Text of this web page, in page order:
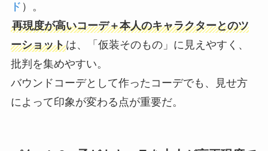
ド ）。
再現度が高いコーデ＋本人のキャラクターとのツ
ーショットは、「仮装そのもの」に見えやすく、
批判を集めやすい。
バウンドコーデとして作ったコーデでも、見せ方
によって印象が変わる点が重要だ。